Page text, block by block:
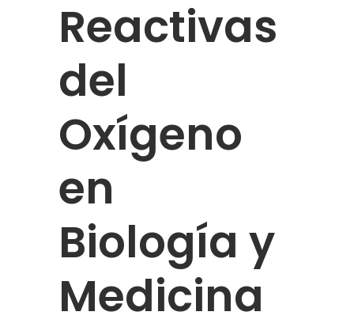
Reactivas
del
Oxígeno
en
Biología y
Medicina